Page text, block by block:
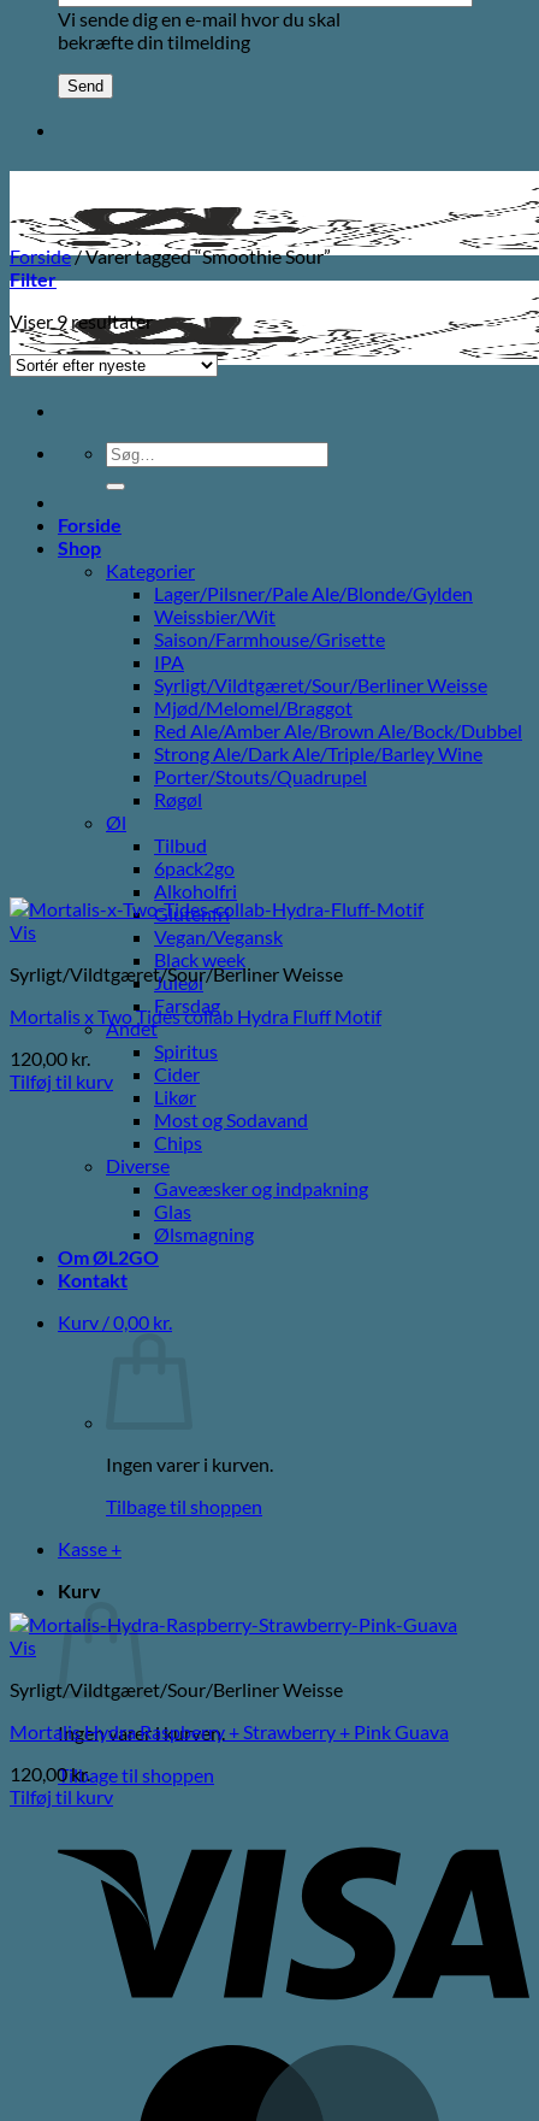
Vi sende dig en e-mail hvor du skal
bekræfte din tilmelding
Søg
efter:
Forside
Shop
Kategorier
Lager/Pilsner/Pale Ale/Blonde/Gylden
Weissbier/Wit
Saison/Farmhouse/Grisette
IPA
Syrligt/Vildtgæret/Sour/Berliner Weisse
Mjød/Melomel/Braggot
Red Ale/Amber Ale/Brown Ale/Bock/Dubbel
Strong Ale/Dark Ale/Triple/Barley Wine
Porter/Stouts/Quadrupel
Røgøl
Øl
Tilbud
6pack2go
Alkoholfri
Glutenfri
Vegan/Vegansk
Black week
Juleøl
Farsdag
Andet
Spiritus
Cider
Likør
Most og Sodavand
Chips
Diverse
Gaveæsker og indpakning
Glas
Ølsmagning
Om ØL2GO
Kontakt
Kurv /0,00 kr.
Ingen varer i kurven.
Tilbage til shoppen
Kasse +
Kurv
Ingen varer i kurven.
Tilbage til shoppen
Forside/Varer tagged “Smoothie Sour”
Filter
Viser 9 resultaterSorteret
efter
seneste
Vis
Syrligt/Vildtgæret/Sour/Berliner Weisse
Mortalis x Two Tides collab Hydra Fluff Motif
120,00 kr.
Tilføj til kurv
Vis
Syrligt/Vildtgæret/Sour/Berliner Weisse
Mortalis Hydra Raspberry + Strawberry + Pink Guava
120,00kr.
Tilføj til kurv